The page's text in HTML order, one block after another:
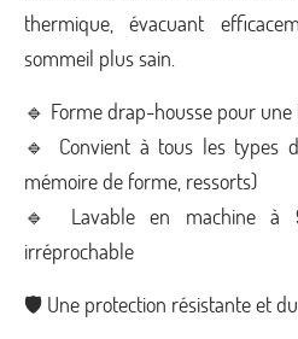
thermique, évacuant
sommeil plus sain.
🔹 Forme drap-housse pour
🔹 Convient à tous les types
mémoire de forme, ressorts)
🔹 Lavable en machine à
irréprochable
🛡️ Une protection résistante et